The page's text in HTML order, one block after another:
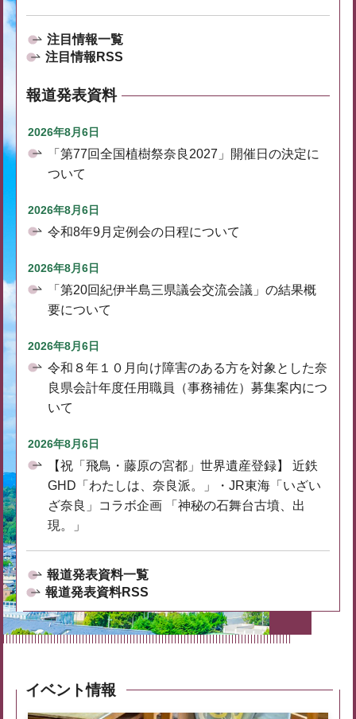
注目情報一覧
注目情報RSS
報道発表資料
2026年8月6日
「第77回全国植樹祭奈良2027」開催日の決定に
ついて
2026年8月6日
令和8年9月定例会の日程について
2026年8月6日
「第20回紀伊半島三県議会交流会議」の結果概
要について
2026年8月6日
令和８年１０月向け障害のある方を対象とした奈
良県会計年度任用職員（事務補佐）募集案内につ
いて
2026年8月6日
【祝「飛鳥・藤原の宮都」世界遺産登録】 近鉄
GHD「わたしは、奈良派。」・JR東海「いざい
ざ奈良」コラボ企画 「神秘の石舞台古墳、出
現。」
報道発表資料一覧
報道発表資料RSS
イベント情報